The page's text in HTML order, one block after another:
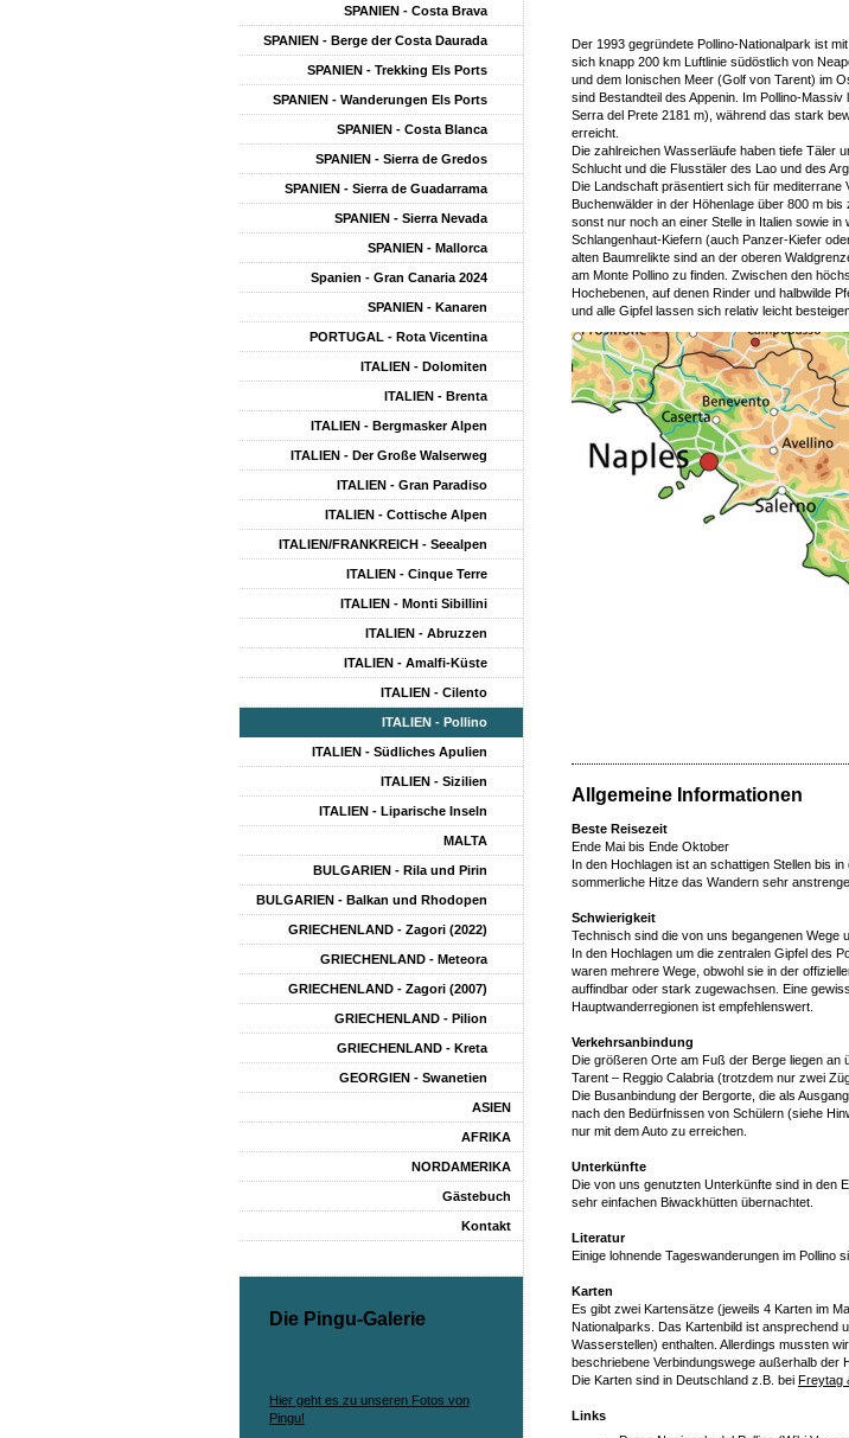
Der 1993 gegründete Pollino-Nationalpark ist
sich knapp 200 km Luftlinie südöstlich von
und dem Ionischen Meer (Golf von Tarent) im
sind Bestandteil des Appenin. Im Pollino-
Serra del Prete 2181 m), während das stark
erreicht.
Die zahlreichen Wasserläufe haben tiefe Täler
Schlucht und die Flusstäler des Lao und des
Die Landschaft präsentiert sich für
Buchenwälder in der Höhenlage über 800 m
sonst nur noch an einer Stelle in Italien sowie
Schlangenhaut-Kiefern (auch Panzer-Kiefer
alten Baumrelikte sind an der oberen
am Monte Pollino zu finden. Zwischen den
Hochebenen, auf denen Rinder und halbwilde
und alle Gipfel lassen sich relativ leicht
Allgemeine Informationen
Beste Reisezeit
Ende Mai bis Ende Oktober
In den Hochlagen ist an schattigen Stellen bis
sommerliche Hitze das Wandern sehr
Schwierigkeit
Technisch sind die von uns begangenen Wege
In den Hochlagen um die zentralen Gipfel des
waren mehrere Wege, obwohl sie in der
auffindbar oder stark zugewachsen. Eine
Hauptwanderregionen ist empfehlenswert.
Verkehrsanbindung
Die größeren Orte am Fuß der Berge liegen an
Tarent – Reggio Calabria (trotzdem nur zwei
Die Busanbindung der Bergorte, die als
nach den Bedürfnissen von Schülern (siehe
nur mit dem Auto zu erreichen.
Unterkünfte
Die von uns genutzten Unterkünfte sind in den
sehr einfachen Biwackhütten übernachtet.
Literatur
Einige lohnende Tageswanderungen im Pollino
Karten
Es gibt zwei Kartensätze (jeweils 4 Karten im
Nationalparks. Das Kartenbild ist ansprechend
Wasserstellen) enthalten. Allerdings mussten
beschriebene Verbindungswege außerhalb der
Die Karten sind in Deutschland z.B. bei Freytag
Links
SPANIEN - Costa Brava
SPANIEN - Berge der Costa Daurada
SPANIEN - Trekking Els Ports
SPANIEN - Wanderungen Els Ports
SPANIEN - Costa Blanca
SPANIEN - Sierra de Gredos
SPANIEN - Sierra de Guadarrama
SPANIEN - Sierra Nevada
SPANIEN - Mallorca
Spanien - Gran Canaria 2024
SPANIEN - Kanaren
PORTUGAL - Rota Vicentina
ITALIEN - Dolomiten
ITALIEN - Brenta
ITALIEN - Bergmasker Alpen
ITALIEN - Der Große Walserweg
ITALIEN - Gran Paradiso
ITALIEN - Cottische Alpen
ITALIEN/FRANKREICH - Seealpen
ITALIEN - Cinque Terre
ITALIEN - Monti Sibillini
ITALIEN - Abruzzen
ITALIEN - Amalfi-Küste
ITALIEN - Cilento
ITALIEN - Pollino
ITALIEN - Südliches Apulien
ITALIEN - Sizilien
ITALIEN - Liparische Inseln
MALTA
BULGARIEN - Rila und Pirin
BULGARIEN - Balkan und Rhodopen
GRIECHENLAND - Zagori (2022)
GRIECHENLAND - Meteora
GRIECHENLAND - Zagori (2007)
GRIECHENLAND - Pilion
GRIECHENLAND - Kreta
GEORGIEN - Swanetien
ASIEN
AFRIKA
NORDAMERIKA
Gästebuch
Kontakt
Die Pingu-Galerie
Hier geht es zu unseren Fotos von
Pingu!